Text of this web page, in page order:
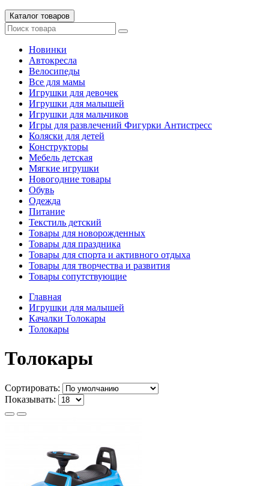
Каталог товаров
Новинки
Автокресла
Велосипеды
Все для мамы
Игрушки для девочек
Игрушки для малышей
Игрушки для мальчиков
Игры для развлечений Фигурки Антистресс
Коляски для детей
Конструкторы
Мебель детская
Мягкие игрушки
Новогодние товары
Обувь
Одежда
Питание
Текстиль детский
Товары для новорожденных
Товары для праздника
Товары для спорта и активного отдыха
Товары для творчества и развития
Товары сопутствующие
Главная
Игрушки для малышей
Качалки Толокары
Толокары
Толокары
Сортировать:
Показывать: